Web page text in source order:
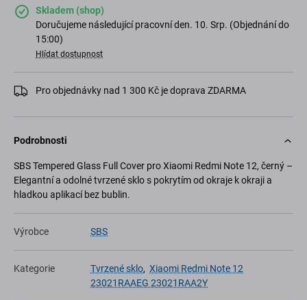
Skladem (shop)
Doručujeme následující pracovní den. 10. Srp. (Objednání do
15:00)
Hlídat dostupnost
Pro objednávky nad 1 300 Kč je doprava ZDARMA
Podrobnosti
SBS Tempered Glass Full Cover pro Xiaomi Redmi Note 12, černý –
Elegantní a odolné tvrzené sklo s pokrytím od okraje k okraji a
hladkou aplikací bez bublin.
Výrobce SBS
Kategorie Tvrzené sklo, Xiaomi Redmi Note 12
23021RAAEG 23021RAA2Y